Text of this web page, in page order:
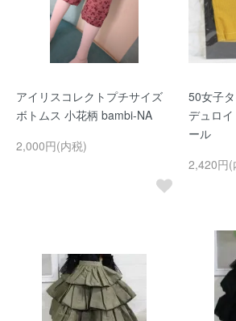
アイリスコレクトプチサイズ
ボトムス 小花柄 bambi-NA
2,000円(内税)
50女子
デュロ
ール
2,420円(